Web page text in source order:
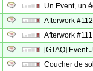
Un Event, un
Afterwork
Afterwork
[GTAQ] Event
Coucher de